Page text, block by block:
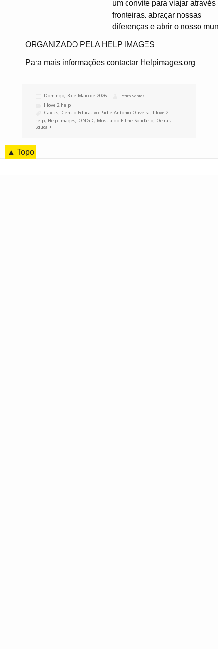
um convite para viajar através
fronteiras, abraçar nossas
diferenças e abrir o nosso
ORGANIZADO PELA HELP IMAGES
Para mais informações contactar Helpimages.org
Publicado
Domingo, 3 de Maio de 2026 Autor
Pedro Santos
Categorias
I love 2 help
Etiquetas
Caxias Centro Educativo Padre António Oliveira ,I love 2
help; Help Images; ONGD; Mostra do Filme Solidário Oeiras
Educa +
▲ Topo